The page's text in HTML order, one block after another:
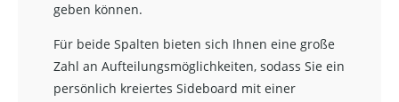
geben können.
Für beide Spalten bieten sich Ihnen eine große
Zahl an Aufteilungsmöglichkeiten, sodass Sie ein
persönlich kreiertes Sideboard mit einer